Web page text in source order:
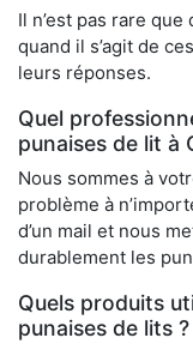
Il n’est pas rare
quand il s’agit de
leurs réponses.
Quel
punaises de lit à
Nous sommes à
problème à
d’un mail et nous
durablement les
Quels produits
punaises de lits ?